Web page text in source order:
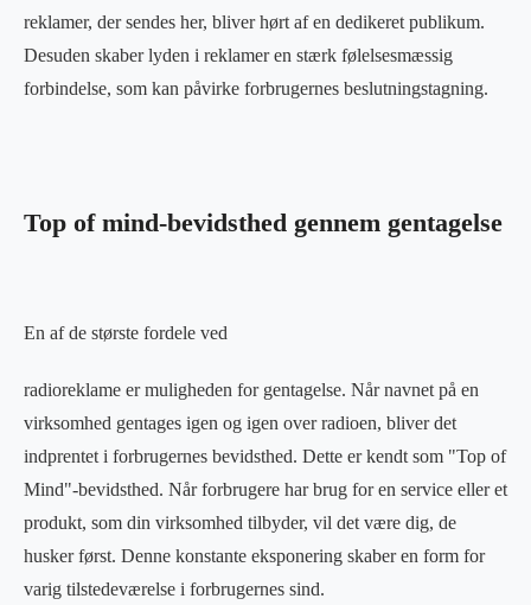
reklamer, der sendes her, bliver hørt af en dedikeret publikum.
Desuden skaber lyden i reklamer en stærk følelsesmæssig
forbindelse, som kan påvirke forbrugernes beslutningstagning.
Top of mind-bevidsthed gennem gentagelse
En af de største fordele ved
radioreklame er muligheden for gentagelse. Når navnet på en
virksomhed gentages igen og igen over radioen, bliver det
indprentet i forbrugernes bevidsthed. Dette er kendt som "Top of
Mind"-bevidsthed. Når forbrugere har brug for en service eller et
produkt, som din virksomhed tilbyder, vil det være dig, de
husker først. Denne konstante eksponering skaber en form for
varig tilstedeværelse i forbrugernes sind.